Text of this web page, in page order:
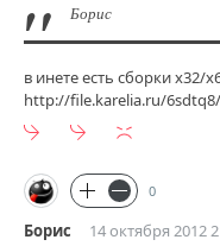
Борис
в инете есть сборки х32/
http://file.karelia.ru/6sdtq8/
0
Борис
14 октября 2012